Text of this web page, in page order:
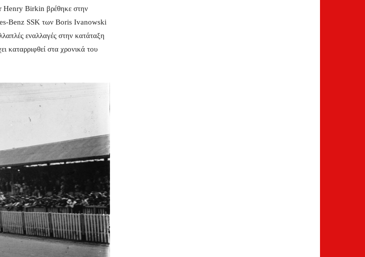
Henry Birkin βρέθηκε στην
Benz SSK των Boris Ivanowski
εναλλαγές στην κατάταξη
καταρριφθεί στα χρονικά του